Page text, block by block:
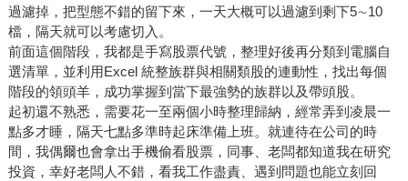
過濾掉，把型態不錯的留下來，一天大概可以過濾到剩下5∼10
檔，隔天就可以考慮切入。
前面這個階段，我都是手寫股票代號，整理好後再分類到電腦自
選清單，並利用Excel 統整族群與相關類股的連動性，找出每個
階段的領頭羊，成功掌握到當下最強勢的族群以及帶頭股。
起初還不熟悉，需要花一至兩個小時整理歸納，經常弄到凌晨一
點多才睡，隔天七點多準時起床準備上班。就連待在公司的時
間，我偶爾也會拿出手機偷看股票，同事、老闆都知道我在研究
投資，幸好老闆人不錯，看我工作盡責、遇到問題也能立刻回